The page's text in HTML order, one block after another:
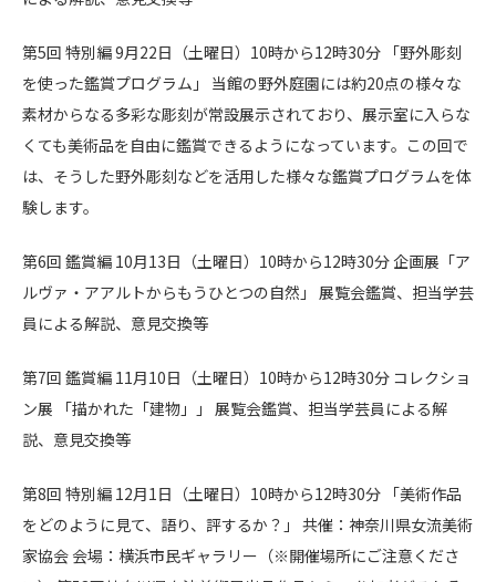
第5回 特別編 9月22日（土曜日）10時から12時30分 「野外彫刻
を使った鑑賞プログラム」 当館の野外庭園には約20点の様々な
素材からなる多彩な彫刻が常設展示されており、展示室に入らな
くても美術品を自由に鑑賞できるようになっています。この回で
は、そうした野外彫刻などを活用した様々な鑑賞プログラムを体
験します。
第6回 鑑賞編 10月13日（土曜日）10時から12時30分 企画展「ア
ルヴァ・アアルトからもうひとつの自然」 展覧会鑑賞、担当学芸
員による解説、意見交換等
第7回 鑑賞編 11月10日（土曜日）10時から12時30分 コレクショ
ン展 「描かれた「建物」」 展覧会鑑賞、担当学芸員による解
説、意見交換等
第8回 特別編 12月1日（土曜日）10時から12時30分 「美術作品
をどのように見て、語り、評するか？」 共催：神奈川県女流美術
家協会 会場：横浜市民ギャラリー（※開催場所にご注意くださ